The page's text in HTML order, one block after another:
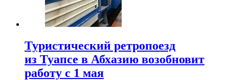
Туристический ретропоезд
из Туапсе в Абхазию возобновит
работу с 1 мая